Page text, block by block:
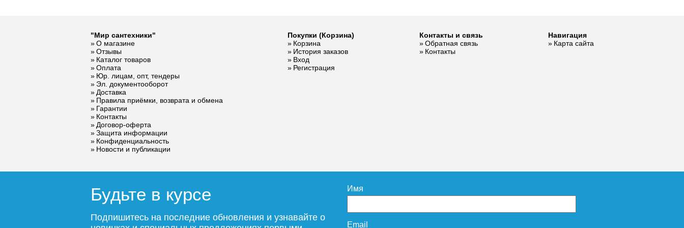
Смеситель для
раковины ESKO
Sochi Gold
SC26Gold
Подробнее
Смеситель HAIBA
HB5518-7 c
гигиенической
лейкой
Подробнее
"Мир сантехники"
О магазине
Отзывы
Каталог товаров
Оплата
Юр. лицам, опт, тендеры
Эл. документооборот
Доставка
Правила приёмки, возврата и обмена
Гарантии
Контакты
Договор-оферта
Защита информации
Конфиденциальность
Новости и публикации
Покупки (Корзина)
Корзина
История заказов
Вход
Регистрация
Контакты и связь
Обратная связь
Контакты
Навигация
Карта сайта
Будьте в курсе
Подпишитесь на последние обновления и узнавайте о
Имя
Email